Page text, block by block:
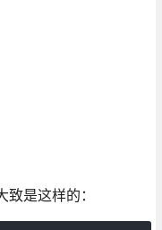
是这样的：